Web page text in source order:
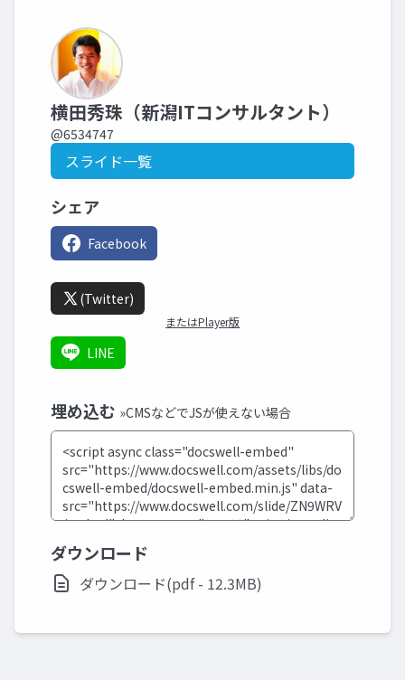
横田秀珠（新潟ITコンサルタント）
@6534747
スライド一覧
シェア
Facebook
(Twitter)
またはPlayer版
LINE
埋め込む »CMSなどでJSが使えない場合
ダウンロード
ダウンロード(pdf - 12.3MB)